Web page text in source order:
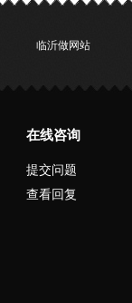
临沂做网站
在线咨询
提交问题
查看回复